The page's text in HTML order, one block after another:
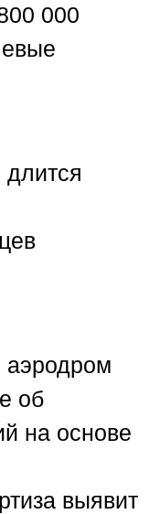
000
длится
об
на основе
выявит